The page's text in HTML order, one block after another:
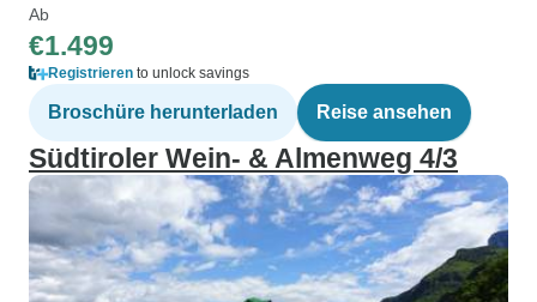
Ab
€1.499
Registrieren to unlock savings
Broschüre herunterladen Reise ansehen
Südtiroler Wein- & Almenweg 4/3